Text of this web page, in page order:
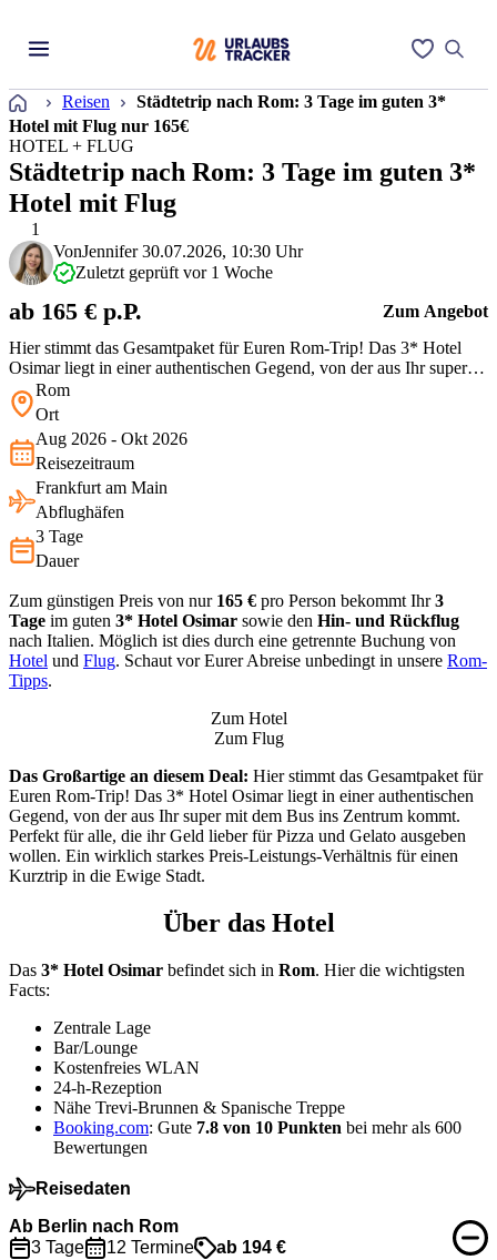
Startseite
Reisen
Städtetrip nach Rom: 3 Tage im guten 3*
Hotel mit Flug nur 165€
1
HOTEL + FLUG
Städtetrip nach Rom: 3 Tage im guten 3*
Hotel mit Flug
Hier stimmt das Gesamtpaket für Euren Rom-Trip! Das 3* Hotel
Osimar liegt in einer authentischen Gegend, von der aus Ihr super
mit dem Bus ins Zentrum kommt. Perfekt für alle, die ihr Geld lieber
für Pizza und Gelato ausgeben wollen. Ein wirklich starkes Preis-
VonJennifer 30.07.2026, 10:30 Uhr
Zuletzt geprüft vor 1 Woche
ab 165 € p.P. Zum Angebot
Rom
Ort
Aug 2026 - Okt 2026
Reisezeitraum
Frankfurt am Main
Abflughäfen
3 Tage
Dauer
Zum günstigen Preis von nur 165 € pro Person bekommt Ihr3
Tage im guten 3* Hotel Osimar sowie den Hin- und Rückflug
nach Italien. Möglich ist dies durch eine getrennte Buchung von
Hotel und Flug. Schaut vor Eurer Abreise unbedingt in unsere Rom-
Tipps.
Zum Hotel
Zum Flug
Das Großartige an diesem Deal: Hier stimmt das Gesamtpaket für
Euren Rom-Trip! Das 3* Hotel Osimar liegt in einer authentischen
Gegend, von der aus Ihr super mit dem Bus ins Zentrum kommt.
Perfekt für alle, die ihr Geld lieber für Pizza und Gelato ausgeben
wollen. Ein wirklich starkes Preis-Leistungs-Verhältnis für einen
Kurztrip in die Ewige Stadt.
Über das Hotel
Das 3* Hotel Osimar befindet sich in Rom. Hier die wichtigsten
Facts:
Zentrale Lage
Bar/Lounge
Kostenfreies WLAN
24-h-Rezeption
Nähe Trevi-Brunnen & Spanische Treppe
Booking.com: Gute 7.8 von 10 Punkten bei mehr als 600
Bewertungen
Reisedaten
Ab Berlin nach Rom
3 Tage
12 Termine
ab 194 €